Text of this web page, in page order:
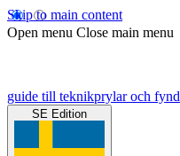
Skip to main content
Open menu Close main menu
guide till teknikprylar och fynd
SE Edition